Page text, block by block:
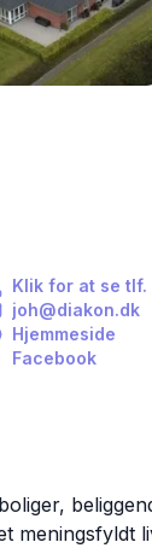
Klik for at se tlf.
joh@diakon.dk
Hjemmeside
Facebook
meningsfyldt